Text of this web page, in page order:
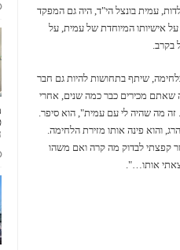
עמית בונצל הי"ד, היה גם המפקד
אישיותו המיוחדת של עמית, על
בקרב.
בלחימה, שיתף בתחושות להיות גם חבר
שאתם מכירים כבר כמה שנים, אחרי
מה שהיה לי עם עמית", הוא סיפר.
והוא פינה אותו מזירת הלחימה.
קפצתי לבדוק מה קרה ואם משהו
אותו…".